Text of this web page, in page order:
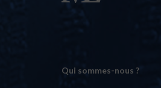
Qui sommes-nous ?